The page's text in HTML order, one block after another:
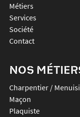
Métiers
Services
Société
Contact
NOS
Charpentier /
Maçon
Plaquiste